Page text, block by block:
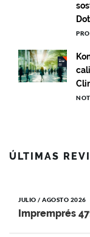
ÚLTIMAS
JULIO / AGOSTO 2026
Impremprés